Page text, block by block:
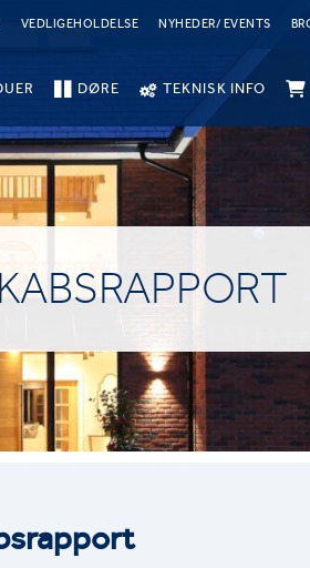
VEDLIGEHOLDELSE NYHEDER/ EVENTS
DØRE TEKNISK INFO